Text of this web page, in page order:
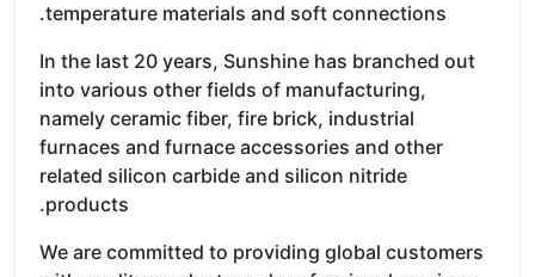
temperature materials and soft connections.
In the last 20 years, Sunshine has branched out
into various other fields of manufacturing,
namely ceramic fiber, fire brick, industrial
furnaces and furnace accessories and other
related silicon carbide and silicon nitride
products.
We are committed to providing global customers